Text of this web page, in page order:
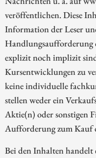
veröffentlichen. Diese
Information der Leser
Handlungsaufforderung
explizit noch implizit
Kursentwicklungen zu
keine individuelle
stellen weder ein
Aktie(n) oder sonstigen
Aufforderung zum Kauf
Bei den Inhalten